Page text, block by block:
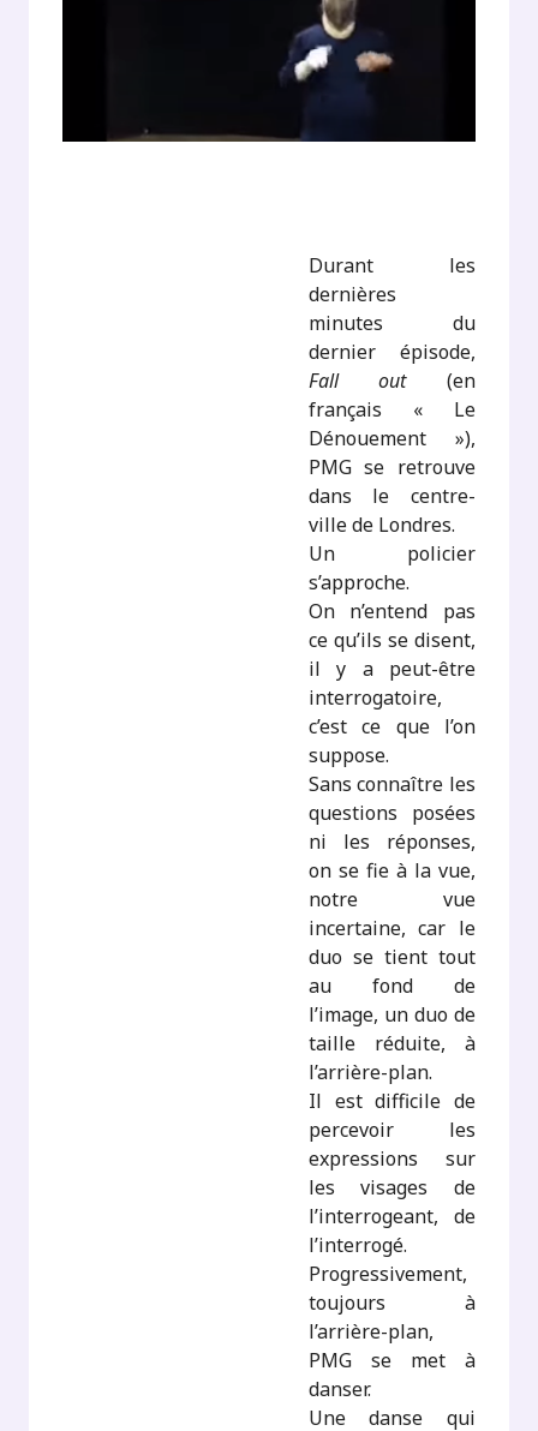
Durant les
dernières
minutes du
dernier épisode,
Fall out (en
français « Le
Dénouement »),
PMG se retrouve
dans le centre-
ville de Londres.
Un policier
s’approche.
On n’entend pas
ce qu’ils se disent,
il y a peut-être
interrogatoire,
c’est ce que l’on
suppose.
Sans connaître les
questions posées
ni les réponses,
on se fie à la vue,
notre vue
incertaine, car le
duo se tient tout
au fond de
l’image, un duo de
taille réduite, à
l’arrière-plan.
Il est difficile de
percevoir les
expressions sur
les visages de
l’interrogeant, de
l’interrogé.
Progressivement,
toujours à
l’arrière-plan,
PMG se met à
danser.
Une danse qui